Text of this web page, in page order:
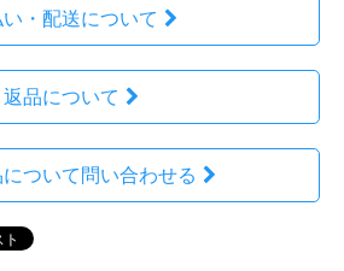
・配送について
返品について
ついて問い合わせる